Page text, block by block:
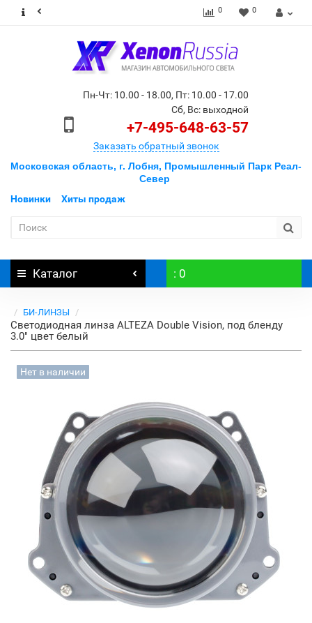
0 0
Пн-Чт: 10.00 - 18.00, Пт: 10.00 - 17.00
Сб, Вс: выходной
+7-495-648-63-57
Заказать обратный звонок
Московская область, г. Лобня, Промышленный Парк Реал-
Север
Новинки
Хиты продаж
Каталог : 0
БИ-ЛИНЗЫ
Светодиодная линза ALTEZA Double Vision, под бленду
3.0" цвет белый
Нет в наличии